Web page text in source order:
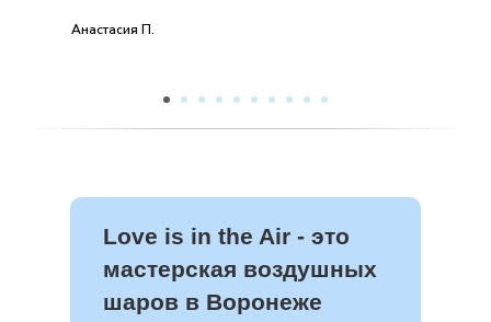
Анастасия П.
Love is in the Air - это
мастерская воздушных
шаров в Воронеже